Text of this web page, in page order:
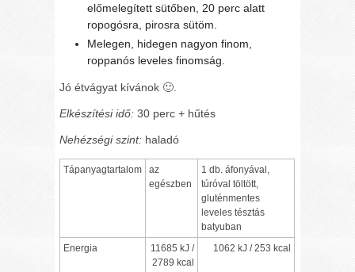
előmelegített sütőben, 20 perc alatt
ropogósra, pirosra sütöm.
Melegen, hidegen nagyon finom,
roppanós leveles finomság.
Jó étvágyat kívánok 🙂
Elkészítési idő: 30 perc + hűtés
Nehézségi szint: haladó
Tápanyagtartalom
az
egészben
1 db. áfonyával,
túróval töltött,
gluténmentes
leveles tésztás
batyuban
Energia
11685 kJ /
2789 kcal
1062 kJ / 253 kcal